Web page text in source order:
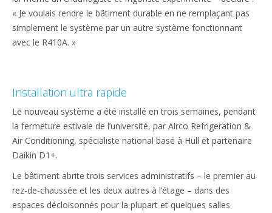
« Je voulais rendre le bâtiment durable en ne remplaçant pas
simplement le système par un autre système fonctionnant
avec le R410A. »
Installation ultra rapide
Le nouveau système a été installé en trois semaines, pendant
la fermeture estivale de l’université, par Airco Refrigeration &
Air Conditioning, spécialiste national basé à Hull et partenaire
Daikin D1+.
Le bâtiment abrite trois services administratifs – le premier au
rez-de-chaussée et les deux autres à l’étage – dans des
espaces décloisonnés pour la plupart et quelques salles